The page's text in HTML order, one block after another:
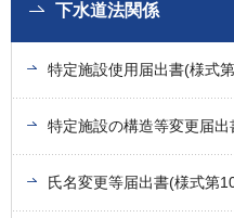
下水道法関係
特定施設使用届出書(様式
特定施設の構造等変更届
氏名変更等届出書(様式第